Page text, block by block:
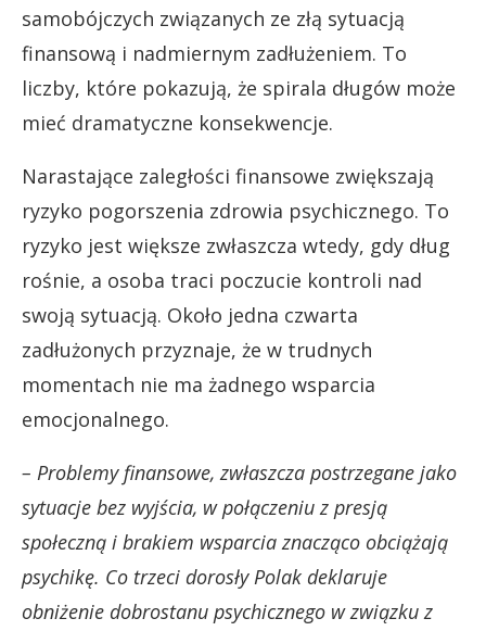
samobójczych związanych ze złą sytuacją
finansową i nadmiernym zadłużeniem. To
liczby, które pokazują, że spirala długów może
mieć dramatyczne konsekwencje.
Narastające zaległości finansowe zwiększają
ryzyko pogorszenia zdrowia psychicznego. To
ryzyko jest większe zwłaszcza wtedy, gdy dług
rośnie, a osoba traci poczucie kontroli nad
swoją sytuacją. Około jedna czwarta
zadłużonych przyznaje, że w trudnych
momentach nie ma żadnego wsparcia
emocjonalnego.
– Problemy finansowe, zwłaszcza postrzegane jako
sytuacje bez wyjścia, w połączeniu z presją
społeczną i brakiem wsparcia znacząco obciążają
psychikę. Co trzeci dorosły Polak deklaruje
obniżenie dobrostanu psychicznego w związku z